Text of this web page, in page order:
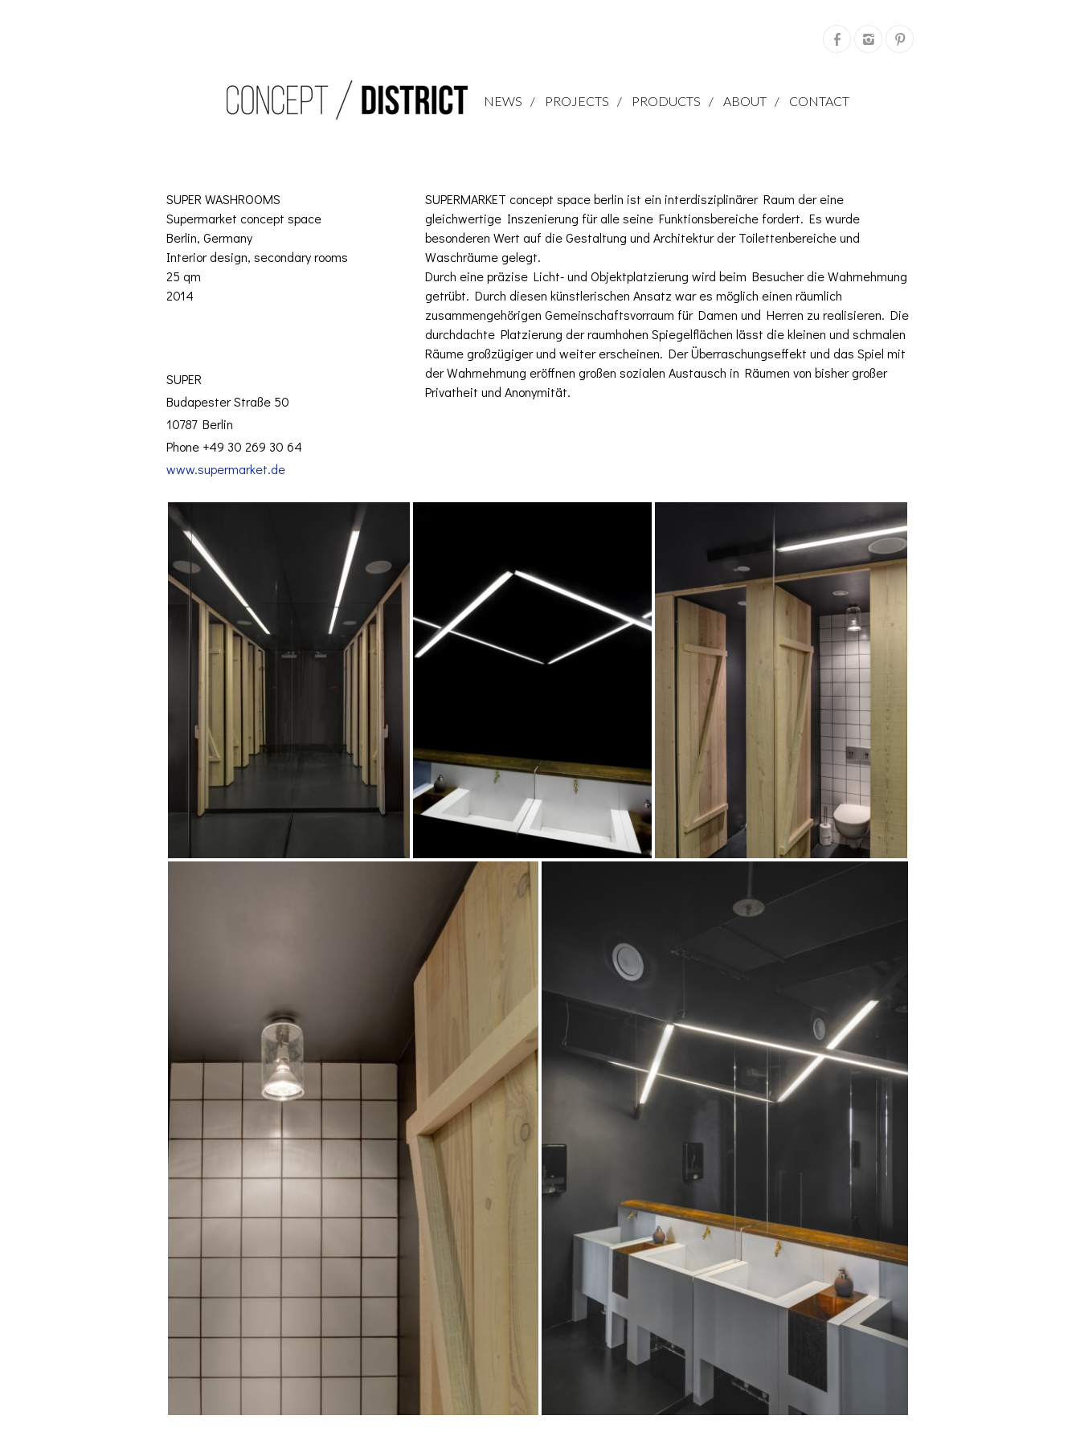
NEWS PROJECTS PRODUCTS ABOUT CONTACT
SUPER WASHROOMS
Supermarket concept space
Berlin, Germany
Interior design, secondary rooms
25 qm
2014
SUPER
Budapester Straße 50
10787 Berlin
Phone +49 30 269 30 64
www.supermarket.de
SUPERMARKET concept space berlin ist ein interdisziplinärer Raum der eine
gleichwertige Inszenierung für alle seine Funktionsbereiche fordert. Es wurde
besonderen Wert auf die Gestaltung und Architektur der Toilettenbereiche und
Waschräume gelegt.
Durch eine präzise Licht- und Objektplatzierung wird beim Besucher die Wahrnehmung
getrübt. Durch diesen künstlerischen Ansatz war es möglich einen räumlich
zusammengehörigen Gemeinschaftsvorraum für Damen und Herren zu realisieren. Die
durchdachte Platzierung der raumhohen Spiegelflächen lässt die kleinen und schmalen
Räume großzügiger und weiter erscheinen. Der Überraschungseffekt und das Spiel mit
der Wahrnehmung eröffnen großen sozialen Austausch in Räumen von bisher großer
Privatheit und Anonymität.